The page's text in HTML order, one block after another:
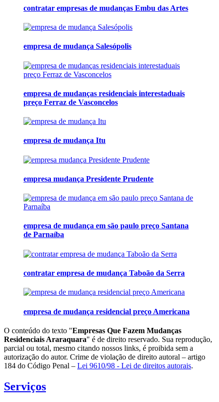
contratar empresas de mudanças Embu das Artes
empresa de mudança Salesópolis
empresa de mudanças residenciais interestaduais
preço Ferraz de Vasconcelos
empresa de mudança Itu
empresa mudança Presidente Prudente
empresa de mudança em são paulo preço Santana
de Parnaíba
contratar empresa de mudança Taboão da Serra
empresa de mudança residencial preço Americana
O conteúdo do texto "Empresas Que Fazem Mudanças
Residenciais Araraquara" é de direito reservado. Sua reprodução,
parcial ou total, mesmo citando nossos links, é proibida sem a
autorização do autor. Crime de violação de direito autoral – artigo
184 do Código Penal – Lei 9610/98 - Lei de direitos autorais.
Serviços